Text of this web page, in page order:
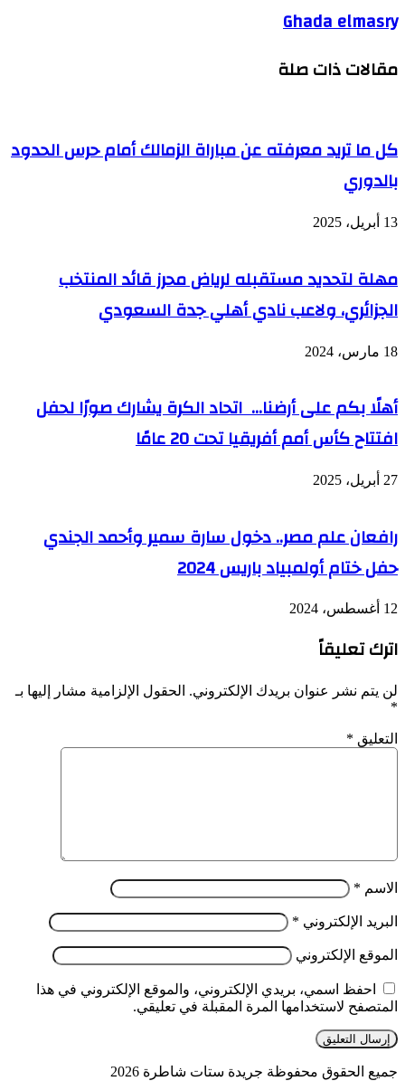
Ghada elmasry
مقالات ذات صلة
كل ما تريد معرفته عن مباراة الزمالك أمام حرس الحدود
بالدوري
13 أبريل، 2025
مهلة لتحديد مستقبله لرياض محرز قائد المنتخب
الجزائري، ولاعب نادي أهلي جدة السعودي
18 مارس، 2024
أهلًا بكم على أرضنا… اتحاد الكرة يشارك صورًا لحفل
افتتاح كأس أمم أفريقيا تحت 20 عامًا
27 أبريل، 2025
رافعان علم مصر.. دخول سارة سمير وأحمد الجندي
حفل ختام أولمبياد باريس 2024
12 أغسطس، 2024
اترك تعليقاً
لن يتم نشر عنوان بريدك الإلكتروني. الحقول الإلزامية مشار إليها بـ
*
التعليق *
الاسم *
البريد الإلكتروني *
الموقع الإلكتروني
احفظ اسمي، بريدي الإلكتروني، والموقع الإلكتروني في هذا
المتصفح لاستخدامها المرة المقبلة في تعليقي.
جميع الحقوق محفوظة جريدة ستات شاطرة 2026